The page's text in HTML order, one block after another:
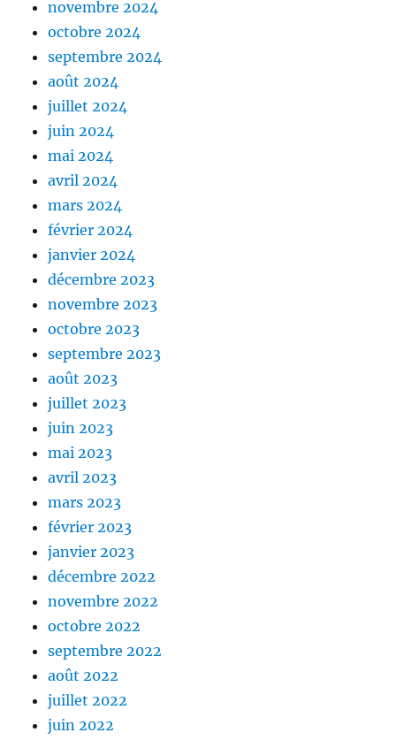
novembre 2024
octobre 2024
septembre 2024
août 2024
juillet 2024
juin 2024
mai 2024
avril 2024
mars 2024
février 2024
janvier 2024
décembre 2023
novembre 2023
octobre 2023
septembre 2023
août 2023
juillet 2023
juin 2023
mai 2023
avril 2023
mars 2023
février 2023
janvier 2023
décembre 2022
novembre 2022
octobre 2022
septembre 2022
août 2022
juillet 2022
juin 2022